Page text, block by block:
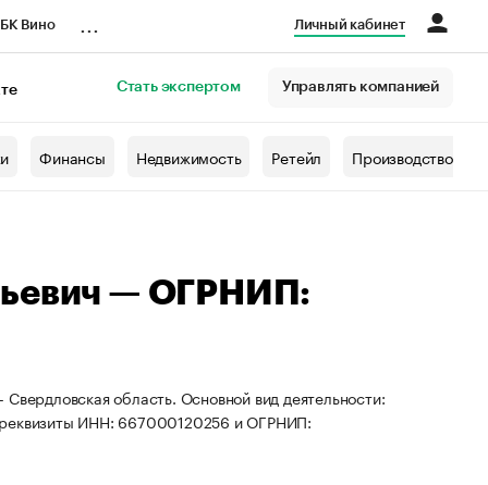
Вино Личный кабинет
Стать экспертом Управлять компанией
Финансы Недвижимость Ретейл Производство
— ОГРНИП:
область. Основной вид деятельности:
реквизиты ИНН: 667000120256 и ОГРНИП: